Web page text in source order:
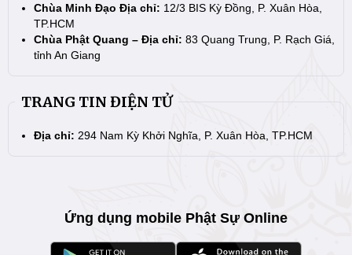
Chùa Minh Đạo Địa chỉ: 12/3 BIS Kỳ Đồng, P. Xuân Hòa,
TP.HCM
Chùa Phật Quang – Địa chỉ: 83 Quang Trung, P. Rạch Giá,
tỉnh An Giang
TRANG TIN ĐIỆN TỬ
Địa chỉ: 294 Nam Kỳ Khởi Nghĩa, P. Xuân Hòa, TP.HCM
Ứng dụng mobile Phật Sự Online